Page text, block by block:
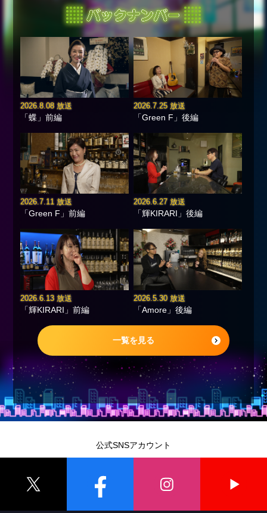
2026.8.08 放送
「蝶」前編
2026.7.25 放送
「Green F」後編
2026.7.11 放送
「Green F」前編
2026.6.27 放送
「輝KIRARI」後編
2026.6.13 放送
「輝KIRARI」前編
2026.5.30 放送
「Amore」後編
一覧を見る
公式SNSアカウント